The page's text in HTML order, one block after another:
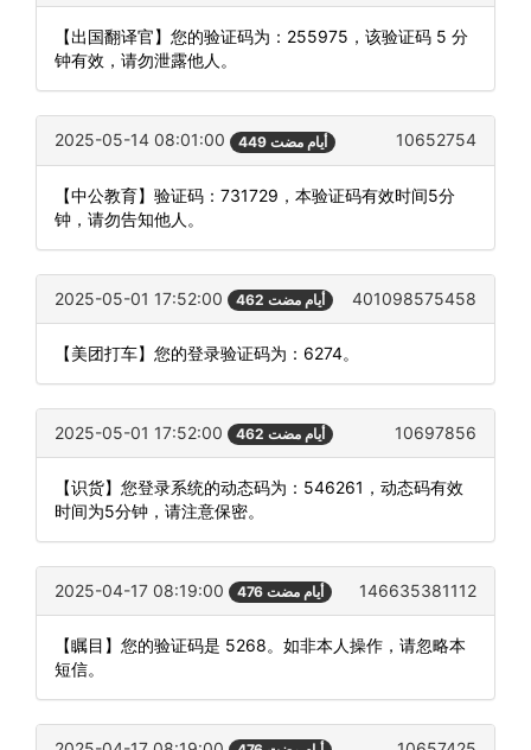
【出国翻译官】您的验证码为：255975，该验证码 5 分
钟有效，请勿泄露他人。
2025-05-14 08:01:00 449 أيام مضت 10652754
【中公教育】验证码：731729，本验证码有效时间5分
钟，请勿告知他人。
2025-05-01 17:52:00 462 أيام مضت 401098575458
【美团打车】您的登录验证码为：6274。
2025-05-01 17:52:00 462 أيام مضت 10697856
【识货】您登录系统的动态码为：546261，动态码有效
时间为5分钟，请注意保密。
2025-04-17 08:19:00 476 أيام مضت 146635381112
【瞩目】您的验证码是 5268。如非本人操作，请忽略本
短信。